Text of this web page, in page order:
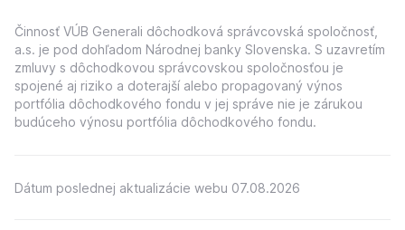
Činnosť VÚB Generali dôchodková správcovská spoločnosť,
a.s. je pod dohľadom Národnej banky Slovenska. S uzavretím
zmluvy s dôchodkovou správcovskou spoločnosťou je
spojené aj riziko a doterajší alebo propagovaný výnos
portfólia dôchodkového fondu v jej správe nie je zárukou
budúceho výnosu portfólia dôchodkového fondu.
Dátum poslednej aktualizácie webu 07.08.2026